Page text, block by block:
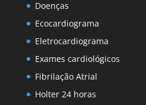
Doenças
Ecocardiograma
Eletrocardiograma
Exames cardiológicos
Fibrilação Atrial
Holter 24 horas